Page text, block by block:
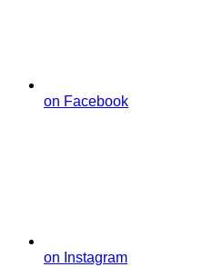
on Facebook
on Instagram